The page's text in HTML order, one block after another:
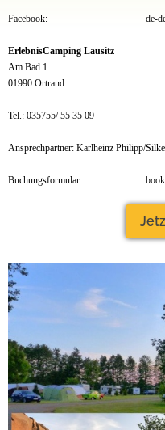
Facebook: de-
ErlebnisCamping Lausitz
Am Bad 1
01990 Ortrand
Tel.: 035755/ 55 35 09
Ansprechpartner: Karlheinz Philipp/
Buchungsformular: